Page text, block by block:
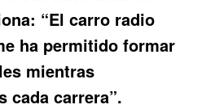
“El carro radio
ha permitido formar
mientras
cada carrera”.